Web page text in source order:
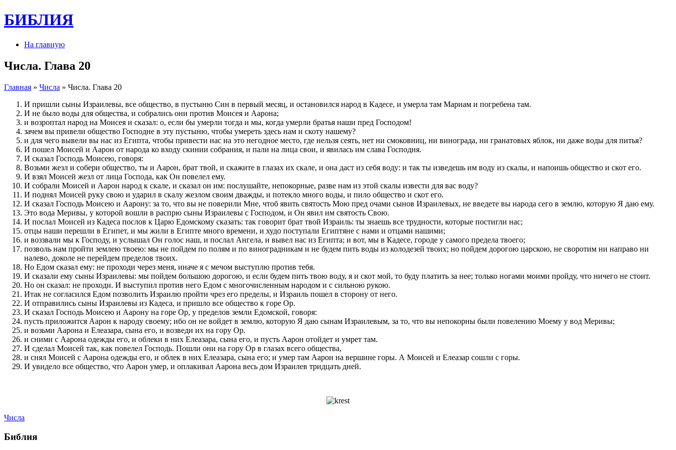
БИБЛИЯ
На главную
Числа. Глава 20
Главная » Числа » Числа. Глава 20
И пришли сыны Израилевы, все общество, в пустыню Син в первый месяц, и остановился народ в Кадесе, и умерла там Мариам и погребена там.
И не было воды для общества, и собрались они против Моисея и Аарона;
и возроптал народ на Моисея и сказал: о, если бы умерли тогда и мы, когда умерли братья наши пред Господом!
зачем вы привели общество Господне в эту пустыню, чтобы умереть здесь нам и скоту нашему?
и для чего вывели вы нас из Египта, чтобы привести нас на это негодное место, где нельзя сеять, нет ни смоковниц, ни винограда, ни гранатовых яблок, ни даже воды для питья?
И пошел Моисей и Аарон от народа ко входу скинии собрания, и пали на лица свои, и явилась им слава Господня.
И сказал Господь Моисею, говоря:
Возьми жезл и собери общество, ты и Аарон, брат твой, и скажите в глазах их скале, и она даст из себя воду: и так ты изведешь им воду из скалы, и напоишь общество и скот его.
И взял Моисей жезл от лица Господа, как Он повелел ему.
И собрали Моисей и Аарон народ к скале, и сказал он им: послушайте, непокорные, разве нам из этой скалы извести для вас воду?
И поднял Моисей руку свою и ударил в скалу жезлом своим дважды, и потекло много воды, и пило общество и скот его.
И сказал Господь Моисею и Аарону: за то, что вы не поверили Мне, чтоб явить святость Мою пред очами сынов Израилевых, не введете вы народа сего в землю, которую Я даю ему.
Это вода Меривы, у которой вошли в распрю сыны Израилевы с Господом, и Он явил им святость Свою.
И послал Моисей из Кадеса послов к Царю Едомскому сказать: так говорит брат твой Израиль: ты знаешь все трудности, которые постигли нас;
отцы наши перешли в Египет, и мы жили в Египте много времени, и худо поступали Египтяне с нами и отцами нашими;
и воззвали мы к Господу, и услышал Он голос наш, и послал Ангела, и вывел нас из Египта; и вот, мы в Кадесе, городе у самого предела твоего;
позволь нам пройти землею твоею: мы не пойдем по полям и по виноградникам и не будем пить воды из колодезей твоих; но пойдем дорогою царскою, не своротим ни направо ни
налево, доколе не перейдем пределов твоих.
Но Едом сказал ему: не проходи через меня, иначе я с мечом выступлю против тебя.
И сказали ему сыны Израилевы: мы пойдем большою дорогою, и если будем пить твою воду, я и скот мой, то буду платить за нее; только ногами моими пройду, что ничего не стоит.
Но он сказал: не проходи. И выступил против него Едом с многочисленным народом и с сильною рукою.
Итак не согласился Едом позволить Израилю пройти чрез его пределы, и Израиль пошел в сторону от него.
И отправились сыны Израилевы из Кадеса, и пришло все общество к горе Ор.
И сказал Господь Моисею и Аарону на горе Ор, у пределов земли Едомской, говоря:
пусть приложится Аарон к народу своему; ибо он не войдет в землю, которую Я даю сынам Израилевым, за то, что вы непокорны были повелению Моему у вод Меривы;
и возьми Аарона и Елеазара, сына его, и возведи их на гору Ор.
и сними с Аарона одежды его, и облеки в них Елеазара, сына его, и пусть Аарон отойдет и умрет там.
И сделал Моисей так, как повелел Господь. Пошли они на гору Ор в глазах всего общества,
и снял Моисей с Аарона одежды его, и облек в них Елеазара, сына его; и умер там Аарон на вершине горы. А Моисей и Елеазар сошли с горы.
И увидело все общество, что Аарон умер, и оплакивал Аарона весь дом Израилев тридцать дней.
Числа
Библия